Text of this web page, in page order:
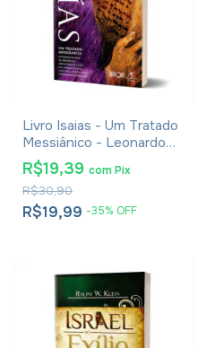
Livro Isaias - Um Tratado
Messiânico - Leonardo
Andrade
R$19,99 -35% OFF
R$30,90
R$19,39 comPix